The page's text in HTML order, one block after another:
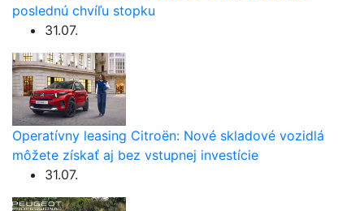
poslednú chvíľu stopku
31.07.
Operatívny leasing Citroën: Nové skladové vozidlá
môžete získať aj bez vstupnej investície
31.07.